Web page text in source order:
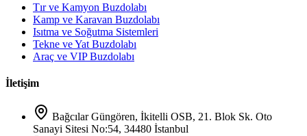
Tır ve Kamyon Buzdolabı
Kamp ve Karavan Buzdolabı
Isıtma ve Soğutma Sistemleri
Tekne ve Yat Buzdolabı
Araç ve VIP Buzdolabı
İletişim
Bağcılar Güngören, İkitelli OSB, 21. Blok Sk. Oto
Sanayi Sitesi No:54, 34480 İstanbul